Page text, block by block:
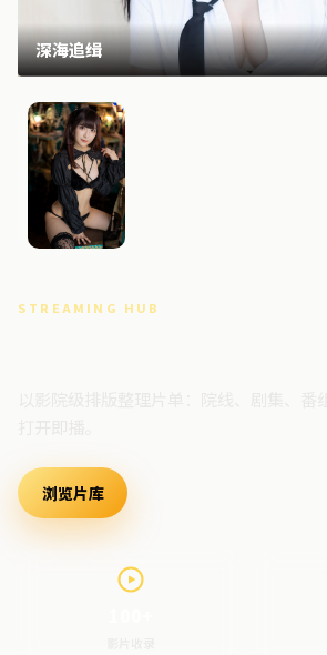
STREAMING HUB
浏览片库
深海追缉